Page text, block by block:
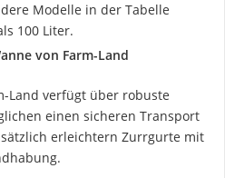
Modelle in der Tabelle
100 Liter.
von Farm-Land
Land verfügt über robuste
einen sicheren Transport
erleichtern Zurrgurte mit